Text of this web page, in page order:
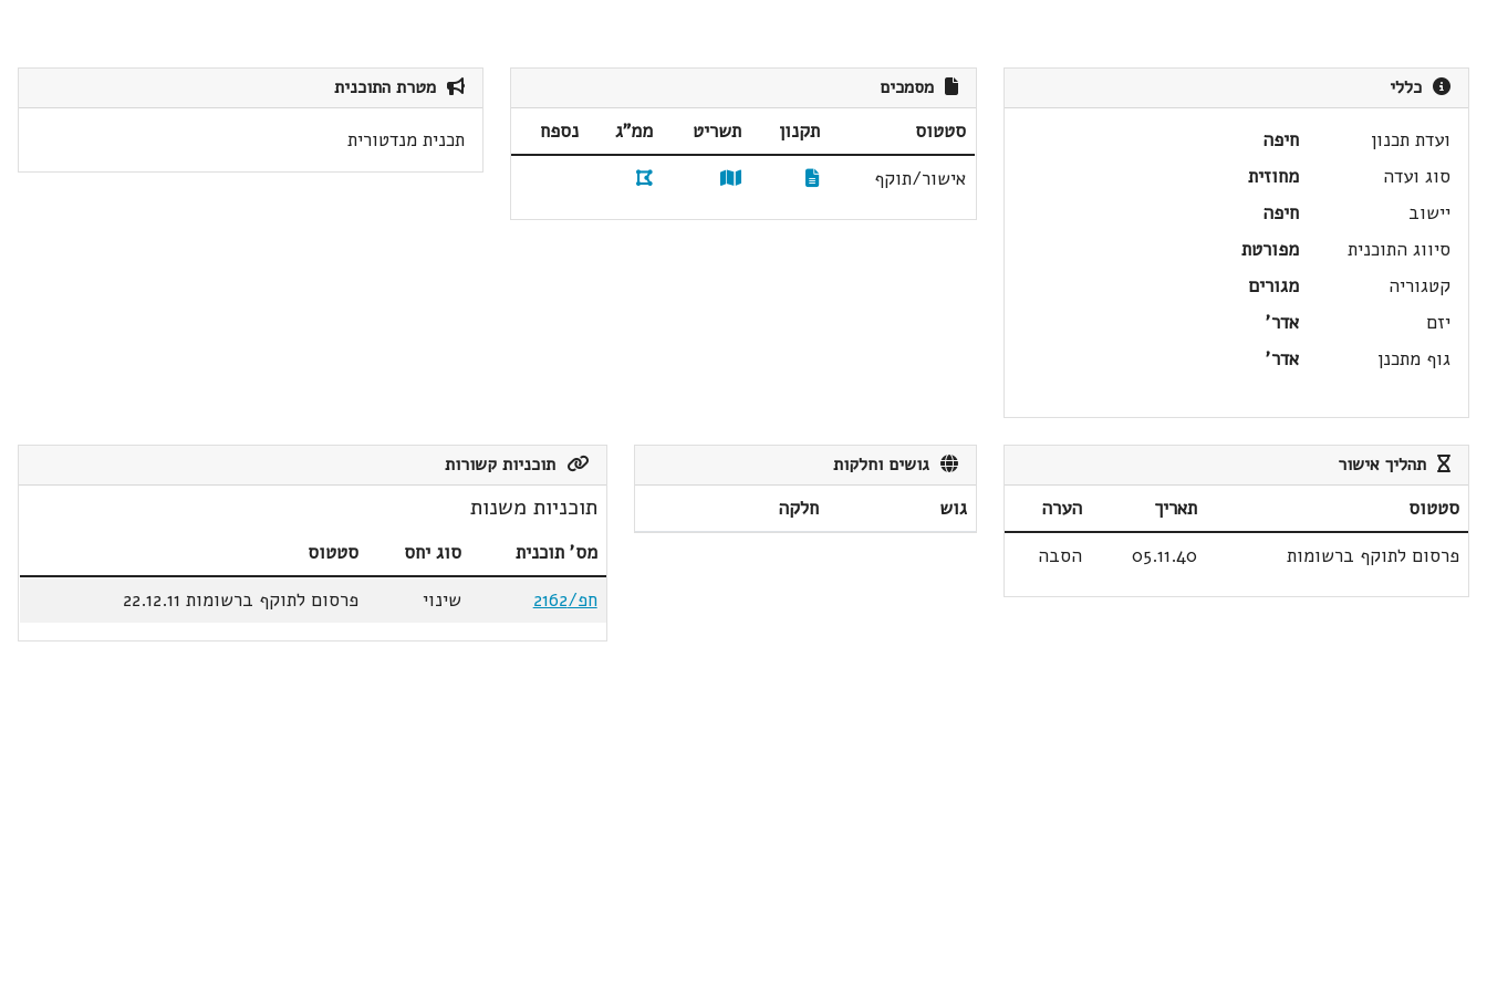
כללי
ועדת תכנון
חיפה
סוג ועדה
מחוזית
יישוב
חיפה
סיווג התוכנית
מפורטת
קטגוריה
מגורים
יזם
אדר'
גוף מתכנן
אדר'
מסמכים
סטטוס תקנון תשריט ממ"ג
נספח
אישור/תוקף
מטרת התוכנית
תכנית מנדטורית
תהליך אישור
סטטוס תאריך
הערה
פרסום לתוקף ברשומות
05.11.40 הסבה
גושים וחלקות
גוש חלקה
תוכניות קשורות
תוכניות משנות
מס' תוכנית סוג יחס
סטטוס
חפ/2162
שינוי פרסום לתוקף ברשומות 22.12.11